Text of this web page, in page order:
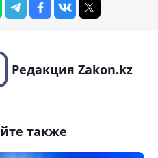
Редакция Zakon.kz
также